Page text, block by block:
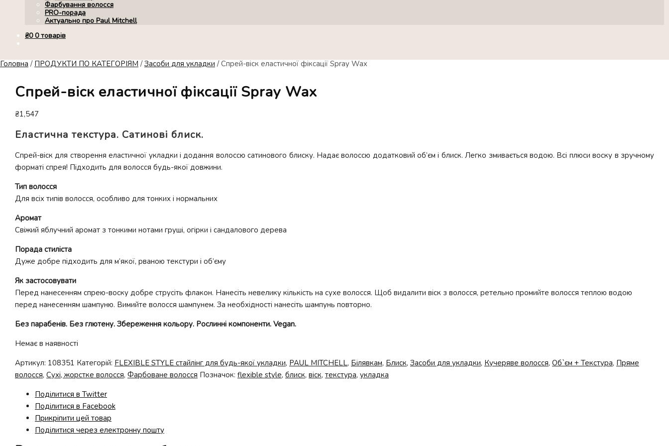
Фарбування волосся
PRO-порада
Актуально про Paul Mitchell
₴0 0 товарів
Головна / ПРОДУКТИ ПО КАТЕГОРІЯМ /Засоби для укладки /Спрей-віск еластичної фіксації Spray Wax
Спрей-віск еластичної фіксації Spray Wax
₴1,547
Еластична текстура. Сатинові блиск.
Спрей-віск для створення еластичної укладки і додання волоссю сатинового блиску. Надає волоссю додатковий об’єм і блиск. Легко змивається водою. Всі плюси воску в зручному
форматі спрея! Підходить для волосся будь-якої довжини.
Тип волосся
Для всіх типів волосся, особливо для тонких і нормальних
Аромат
Свіжий яблучний аромат з тонкими нотами груші, огірки і сандалового дерева
Порада стиліста
Дуже добре підходить для м’якої, рваною текстури і об’єму
Як застосовувати
Перед нанесенням спрею-воску добре струсіть флакон. Нанесіть невелику кількість на сухе волосся. Щоб видалити віск з волосся, ретельно промийте волосся теплою водою
перед нанесенням шампуню. Вимийте волосся шампунем. За необхідності нанесіть шампунь повторно.
Без парабенів. Без глютену. Збереження кольору. Рослинні компоненти. Vegan.
Немає в наявності
Артикул: 108351 Категорій: FLEXIBLE STYLE стайлінг для будь-якої укладки, PAUL MITCHELL, Білявкам, Блиск, Засоби для укладки, Кучеряве волосся, Об`єм + Текстура, Пряме
волосся, Сухі, жорстке волосся, Фарбоване волосся Позначок: flexible style, блиск, віск, текстура, укладка
Поділитися в Twitter
Поділитися в Facebook
Прикріпити цей товар
Поділитися через електронну пошту